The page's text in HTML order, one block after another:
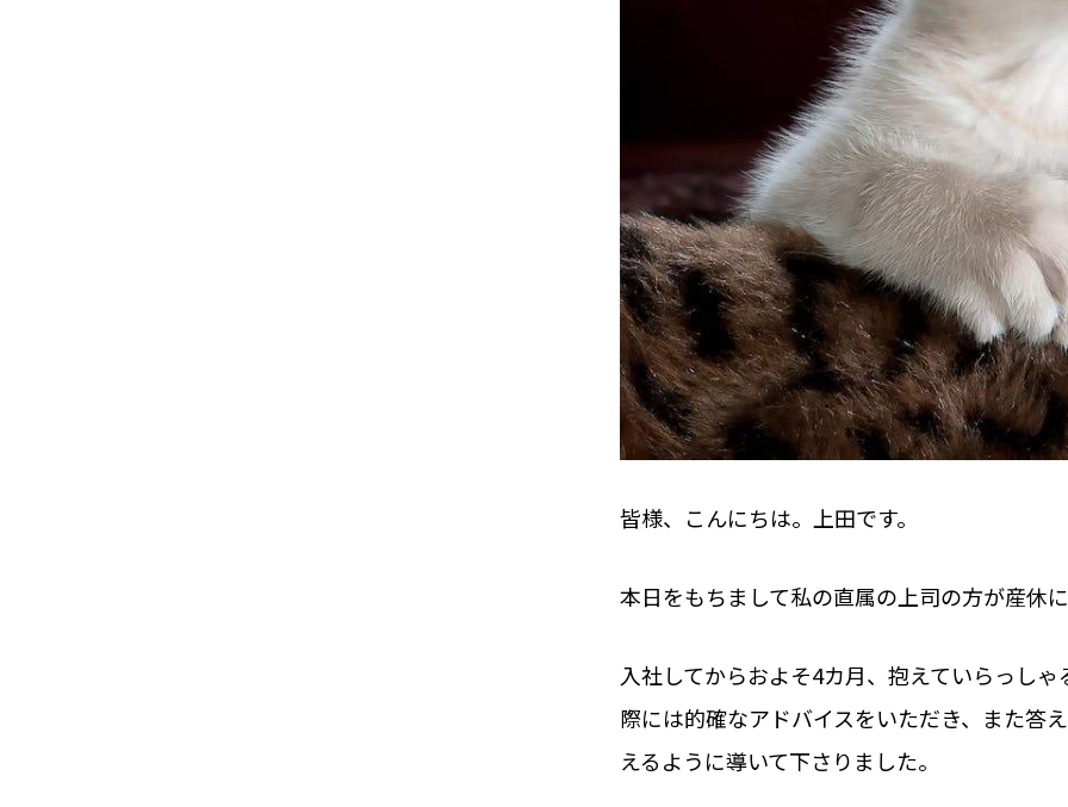
皆様、こんにちは。上田です。
本日をもちまして私の直属の上司の方が産休
入社してからおよそ4カ月、抱えていらっし
際には的確なアドバイスをいただき、また答
えるように導いて下さりました。